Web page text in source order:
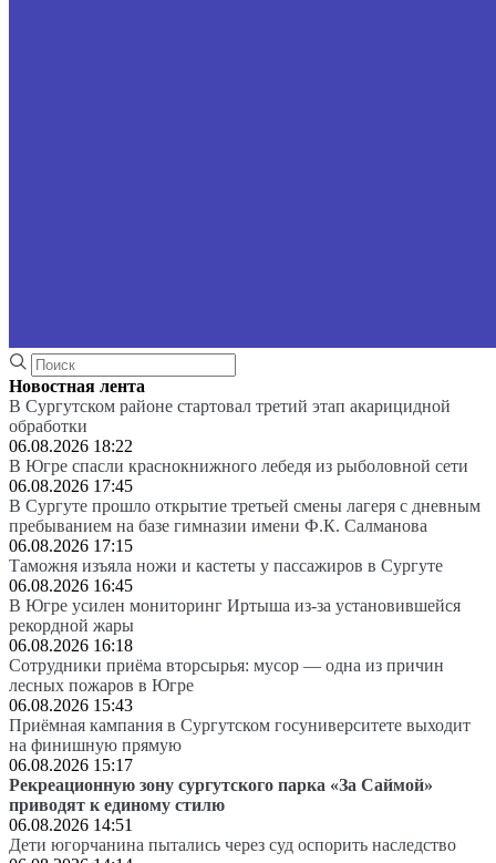
Новостная лента
В Сургутском районе стартовал третий этап акарицидной
обработки
06.08.2026 18:22
В Югре спасли краснокнижного лебедя из рыболовной сети
06.08.2026 17:45
В Сургуте прошло открытие третьей смены лагеря с дневным
пребыванием на базе гимназии имени Ф.К. Салманова
06.08.2026 17:15
Таможня изъяла ножи и кастеты у пассажиров в Сургуте
06.08.2026 16:45
В Югре усилен мониторинг Иртыша из-за установившейся
рекордной жары
06.08.2026 16:18
Сотрудники приёма вторсырья: мусор — одна из причин
лесных пожаров в Югре
06.08.2026 15:43
Приёмная кампания в Сургутском госуниверситете выходит
на финишную прямую
06.08.2026 15:17
Рекреационную зону сургутского парка «За Саймой»
приводят к единому стилю
06.08.2026 14:51
Дети югорчанина пытались через суд оспорить наследство